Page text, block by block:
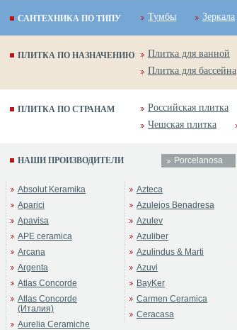
САНТЕХНИКА ПО ТИПУ Тумбы Зеркала
ПЛИТКА ПО НАЗНАЧЕНИЮ Плитка для ванной
Плитка для бассейна
ПЛИТКА ПО СТРАНАМ Российская плитка
Чешская плитка
НАШИ ПРОИЗВОДИТЕЛИ Porcelanosa
Absolut Keramika
Aparici
Apavisa
APE ceramica
Arcana
Argenta
Atlas Concorde
Atlas Concorde
(Италия)
Aurelia Ceramiche
Azteca
Azulejos Benadresa
Azulev
Azuliber
Azulindus & Marti
Azuvi
BayKer
Carmen Ceramica
Ceracasa